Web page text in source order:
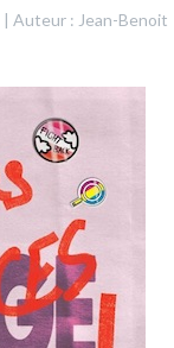
| Auteur : Jean-Benoit